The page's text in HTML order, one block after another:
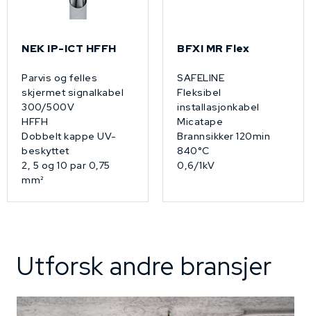
NEK IP-ICT HFFH
Parvis og felles
skjermet signalkabel
300/500V
HFFH
Dobbelt kappe UV-
beskyttet
2, 5 og 10 par 0,75
mm²
BFXI MR Flex
SAFELINE
Fleksibel
installasjonkabel
Micatape
Brannsikker 120min
840°C
0,6/1kV
Utforsk andre bransjer